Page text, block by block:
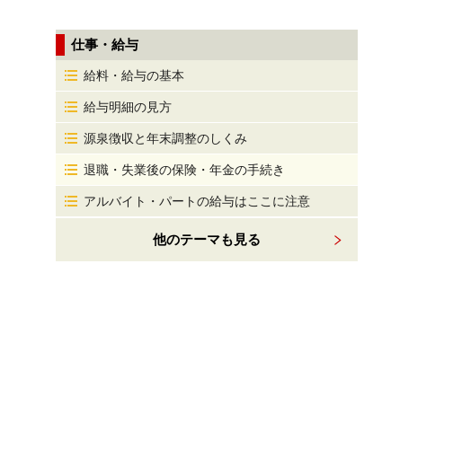
仕事・給与
給料・給与の基本
給与明細の見方
源泉徴収と年末調整のしくみ
退職・失業後の保険・年金の手続き
アルバイト・パートの給与はここに注意
他のテーマも見る